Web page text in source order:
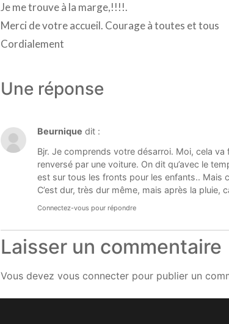
Je me trouve à la marge,!!!!.
Merci de votre accueil. Courage à toutes et tous
Cordialement
Une réponse
Beurnique dit :
Bjr. Je comprends votre désarroi. Moi, cela
renversé par une voiture. On dit qu’avec le
est sur tous les fronts pour les enfants.. Mais
C’est dur, très dur même, mais après la
Connectez-vous pour répondre
Laisser un commentaire
Vous devez vous connecter pour publier un